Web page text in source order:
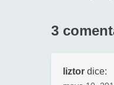
entradas
3
liztor dice: